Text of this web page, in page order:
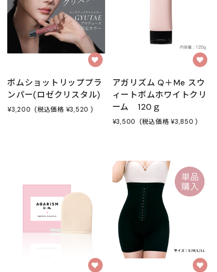
ボムショットリッププラ
ンパー(ロゼクリスタル)
¥3,200 (税込価格 ¥3,520 )
アガリズム Q＋Me スウ
ィートボムホワイトクリ
ーム 120ｇ
¥3,500 (税込価格 ¥3,850 )